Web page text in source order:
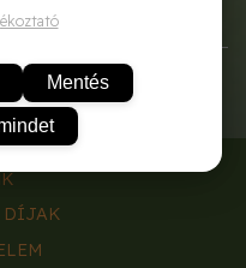
DÍJAK
Mentés